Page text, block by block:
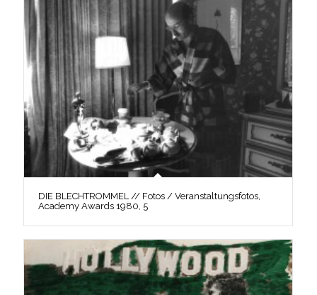
DIE BLECHTROMMEL // Fotos / Veranstaltungsfotos,
Academy Awards 1980, 5